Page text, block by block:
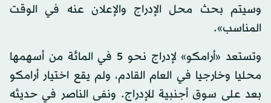
وسيتم بحث محل الإدراج والإعلان عنه في الوقت
المناسب».
وتستعد «أرامكو» لإدراج نحو 5 في المائة من أسهمها
محليا وخارجيا في العام القادم، ولم يقع اختيار أرامكو
بعد على سوق أجنبية للإدراج. ونفى الناصر في حديثه